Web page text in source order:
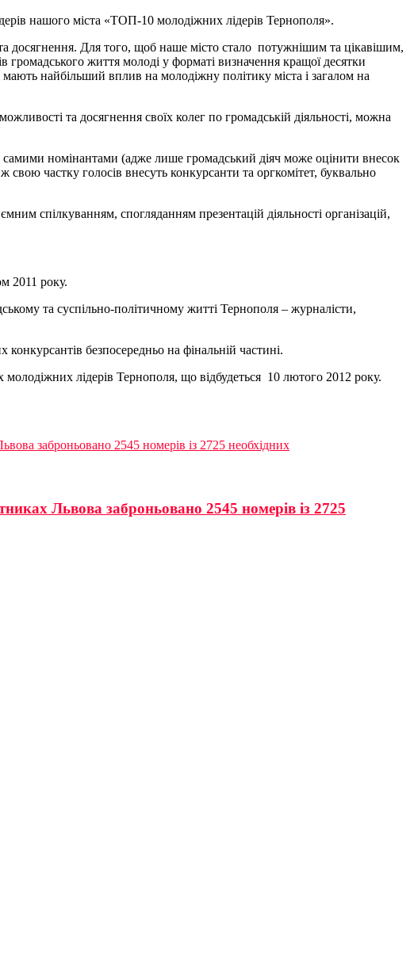
нашого міста «ТОП-10 молодіжних лідерів Тернополя».
досягнення. Для того, щоб наше місто стало потужнішим та цікавішим,
життя молоді у форматі визначення кращої десятки
найбільший вплив на молодіжну політику міста і загалом на
та досягнення своїх колег по громадській діяльності, можна
номінантами (адже лише громадський діяч може оцінити внесок
частку голосів внесуть конкурсанти та оргкомітет, буквально
спілкуванням, спогляданням презентацій діяльності організацій,
2011 року.
та суспільно-політичному житті Тернополя – журналісти,
безпосередньо на фінальній частині.
лідерів Тернополя, що відбудеться 10 лютого 2012 року.
заброньовано 2545 номерів із 2725 необхідних
Львова заброньовано 2545 номерів із 2725